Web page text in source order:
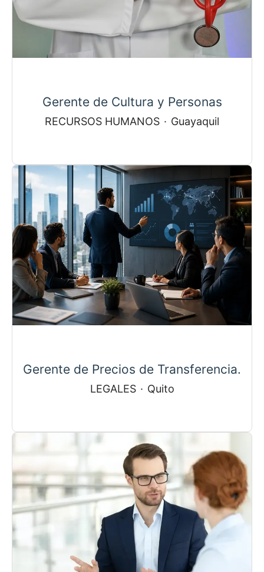
Gerente de Cultura y Personas
RECURSOS HUMANOS · Guayaquil
Gerente de Precios de Transferencia.
LEGALES · Quito